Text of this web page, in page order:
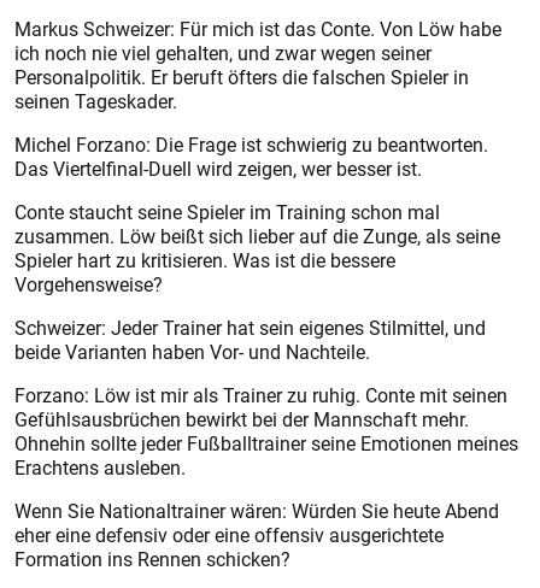
Markus Schweizer: Für mich ist das Conte. Von Löw habe
ich noch nie viel gehalten, und zwar wegen seiner
Personalpolitik. Er beruft öfters die falschen Spieler in
seinen Tageskader.
Michel Forzano: Die Frage ist schwierig zu beantworten.
Das Viertelfinal-Duell wird zeigen, wer besser ist.
Conte staucht seine Spieler im Training schon mal
zusammen. Löw beißt sich lieber auf die Zunge, als seine
Spieler hart zu kritisieren. Was ist die bessere
Vorgehensweise?
Schweizer: Jeder Trainer hat sein eigenes Stilmittel, und
beide Varianten haben Vor- und Nachteile.
Forzano: Löw ist mir als Trainer zu ruhig. Conte mit seinen
Gefühlsausbrüchen bewirkt bei der Mannschaft mehr.
Ohnehin sollte jeder Fußballtrainer seine Emotionen meines
Erachtens ausleben.
Wenn Sie Nationaltrainer wären: Würden Sie heute Abend
eher eine defensiv oder eine offensiv ausgerichtete
Formation ins Rennen schicken?